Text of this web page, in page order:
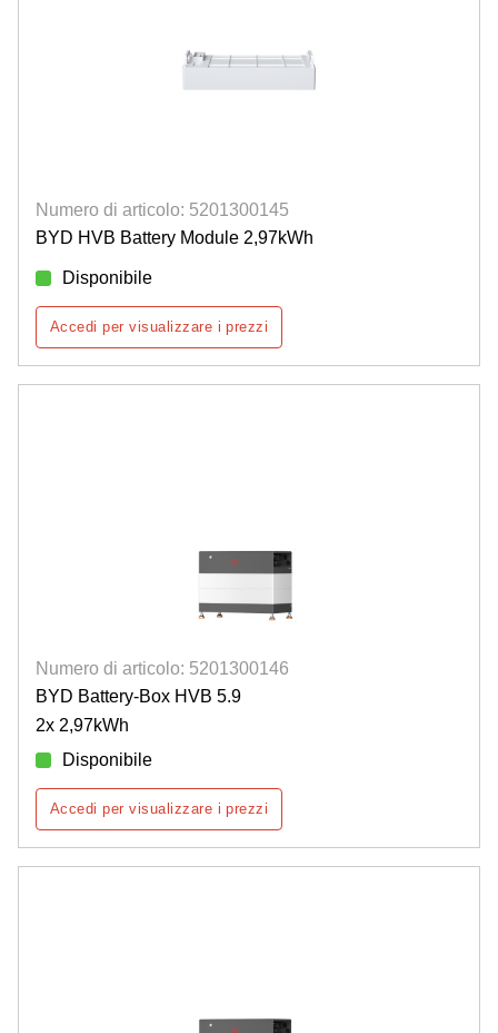
Numero di articolo: 5201300145
BYD HVB Battery Module 2,97kWh
Disponibile
Accedi per visualizzare i prezzi
Numero di articolo: 5201300146
BYD Battery-Box HVB 5.9
2x 2,97kWh
Disponibile
Accedi per visualizzare i prezzi